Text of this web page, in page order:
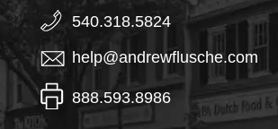
540.318.5824
help@andrewflusche.com
888.593.8986